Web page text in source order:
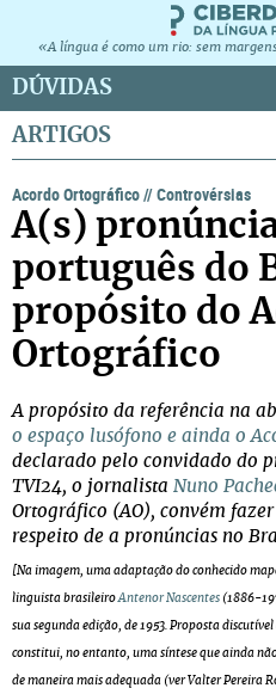
«A língua é como um rio: sem
DÚVIDAS
ARTIGOS
Acordo Ortográfico//Controvérsias
A(s)
português do
propósito do
Ortográfico
A propósito da referência na
o espaço lusófono e ainda o
declarado pelo convidado do
TVI24, o jornalista Nuno
Ortográfico (AO), convém
respeito de a pronúncias no
[Na imagem, uma adaptação do conhecido
linguista brasileiroAntenor Nascentes (1886-
sua segunda edição, de 1953. Proposta
constitui, no entanto, uma síntese que ainda
de maneira mais adequada (ver Valter Pereira